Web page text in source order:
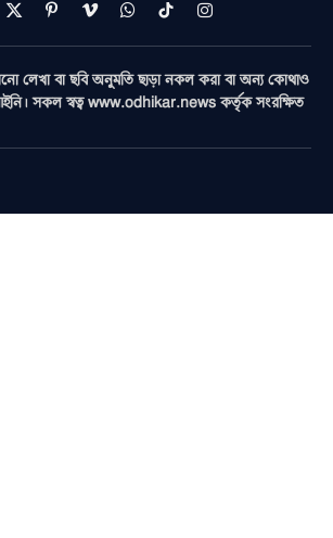
X
(Twitter)
PinterestVimeoWhatsAppTikTokInstagram
লেখা বা ছবি অনুমতি ছাড়া নকল করা বা অন্য কোথাও
সকল স্বত্ব www.odhikar.news কর্তৃক সংরক্ষিত